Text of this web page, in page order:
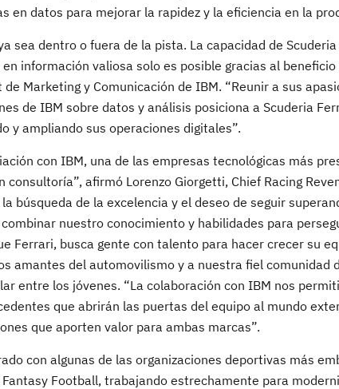
en datos para mejorar la rapidez y la eficiencia en la
sea dentro o fuera de la pista. La capacidad de
información valiosa solo es posible gracias al
Marketing y Comunicación de IBM. “Reunir a sus
de IBM sobre datos y análisis posiciona a Scuderia
y ampliando sus operaciones digitales”.
con IBM, una de las empresas tecnológicas más
afirmó Lorenzo Giorgetti, Chief Racing
búsqueda de la excelencia y el deseo de seguir
nuestro conocimiento y habilidades para
Ferrari, busca gente con talento para hacer crecer su
amantes del automovilismo y a nuestra fiel comunidad
entre los jóvenes. “La colaboración con IBM nos
que abrirán las puertas del equipo al mundo
que aporten valor para ambas marcas”.
con algunas de las organizaciones deportivas más
Fantasy Football, trabajando estrechamente para